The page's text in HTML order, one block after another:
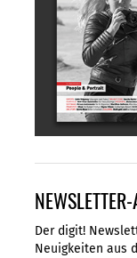
Der digit!
Neuigkeiten aus